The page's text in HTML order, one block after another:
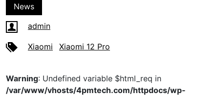
News
admin
Xiaomi Xiaomi 12 Pro
Warning: Undefined variable $html_req in
/var/www/vhosts/4pmtech.com/httpdocs/wp-